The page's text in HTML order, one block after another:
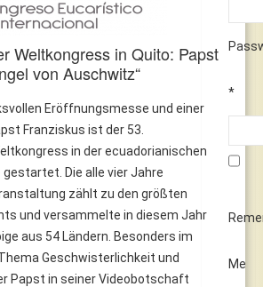
*
Me
Weltkongress in Quito: Papst
von Auschwitz“
Eröffnungsmesse und einer
Franziskus ist der 53.
in der ecuadorianischen
Die alle vier Jahre
zählt zu den größten
und versammelte in diesem Jahr
aus 54 Ländern. Besonders im
Geschwisterlichkeit und
Papst in seiner Videobotschaft